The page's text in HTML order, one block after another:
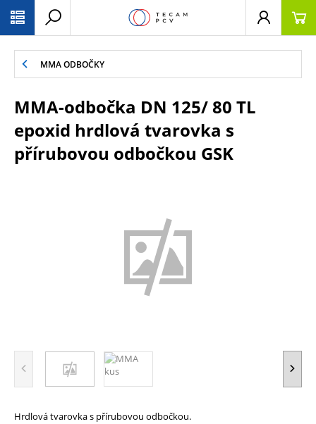
MMA ODBOČKY
MMA-odbočka DN 125/ 80 TL
epoxid hrdlová tvarovka s
přírubovou odbočkou GSK
Hrdlová tvarovka s přírubovou odbočkou.